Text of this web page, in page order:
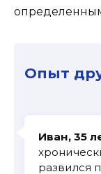
Опыт
Иван, 35
развился